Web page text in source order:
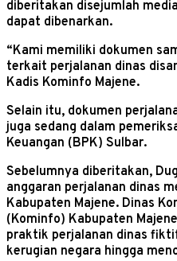
diberitakan disejumlah
dapat dibenarkan.
“Kami memiliki dokumen
terkait perjalanan dinas
Kadis Kominfo Majene.
Selain itu, dokumen
juga sedang dalam
Keuangan (BPK) Sulbar.
Sebelumnya diberitakan,
anggaran perjalanan dinas
Kabupaten Majene. Dinas
(Kominfo) Kabupaten
praktik perjalanan dinas
kerugian negara hingga